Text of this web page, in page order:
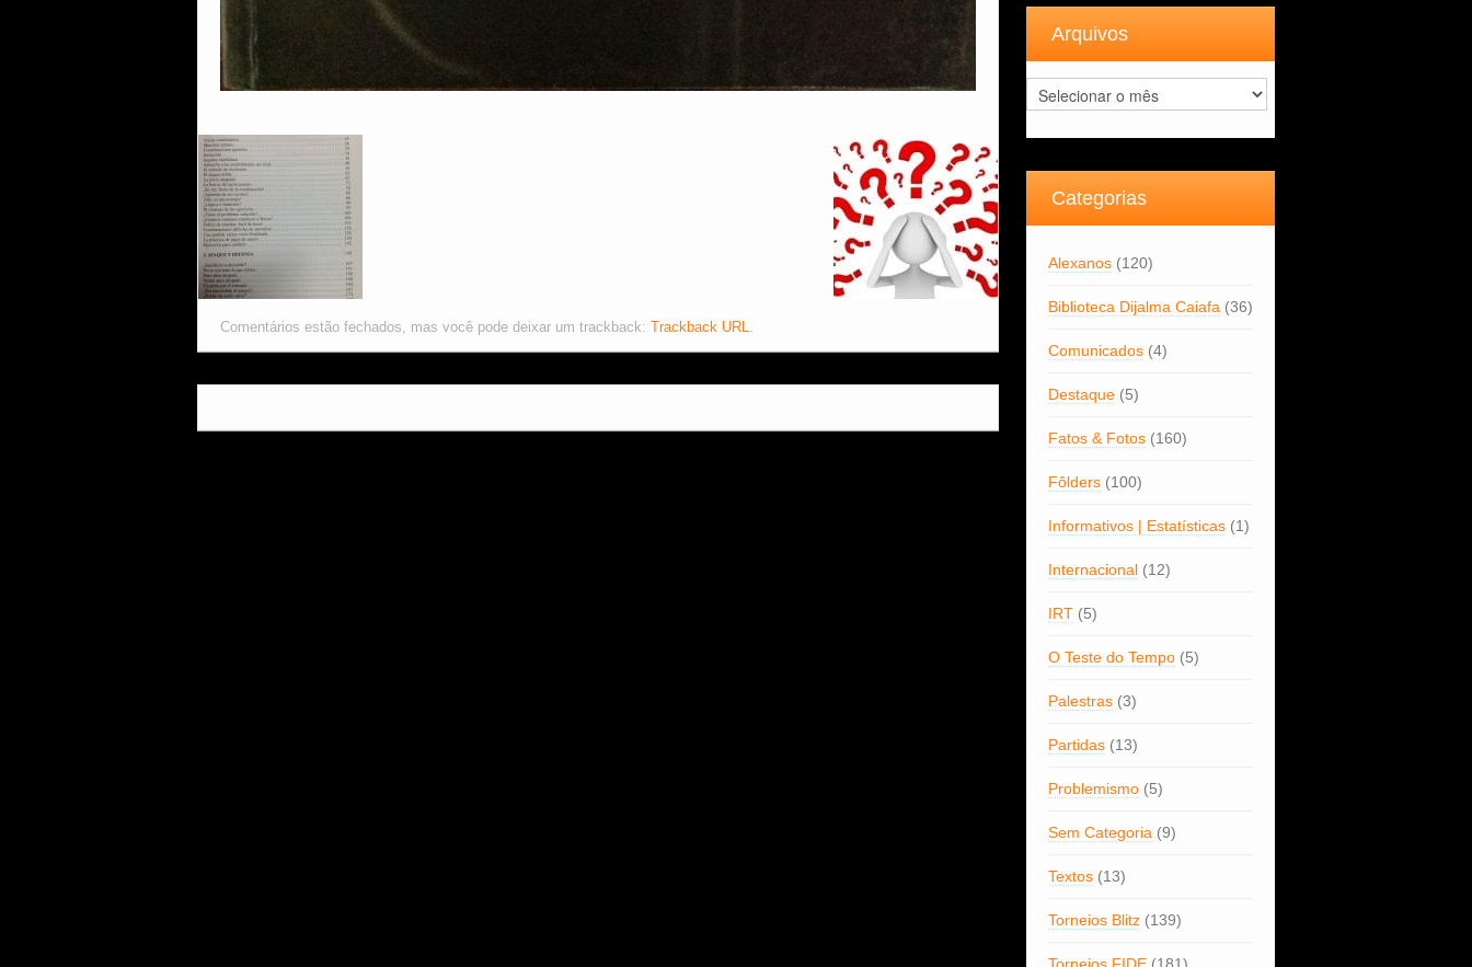
Comentários estão fechados, mas você pode deixar um trackback: Trackback URL.
Arquivos
Arquivos
Categorias
Alexanos(120)
Biblioteca Dijalma Caiafa(36)
Comunicados(4)
Destaque(5)
Fatos & Fotos(160)
Fôlders(100)
Informativos | Estatísticas(1)
Internacional(12)
IRT(5)
O Teste do Tempo(5)
Palestras(3)
Partidas(13)
Problemismo(5)
Sem Categoria(9)
Textos(13)
Torneios Blitz(139)